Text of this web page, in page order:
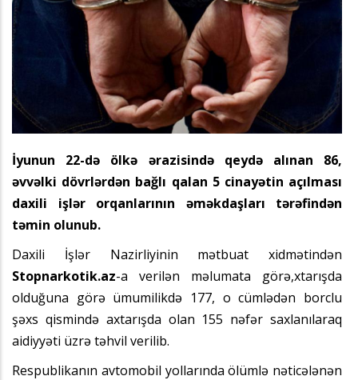
İyunun 22-də ölkə ərazisində qeydə alınan 86,
əvvəlki dövrlərdən bağlı qalan 5 cinayətin açılması
daxili işlər orqanlarının əməkdaşları tərəfindən
təmin olunub.
Daxili İşlər Nazirliyinin mətbuat xidmətindən
Stopnarkotik.az-a verilən məlumata görə,xtarışda
olduğuna görə ümumilikdə 177, o cümlədən borclu
şəxs qismində axtarışda olan 155 nəfər saxlanılaraq
aidiyyəti üzrə təhvil verilib.
Respublikanın avtomobil yollarında ölümlə nəticələnən